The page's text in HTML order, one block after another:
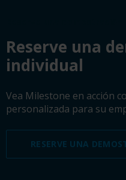
Reserve una
individual
Vea Milestone en acción
personalizada para su
RESERVE UNA